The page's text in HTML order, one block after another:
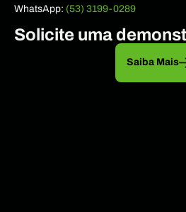
WhatsApp: (53) 3199-0289
Solicite uma
Saiba Mais